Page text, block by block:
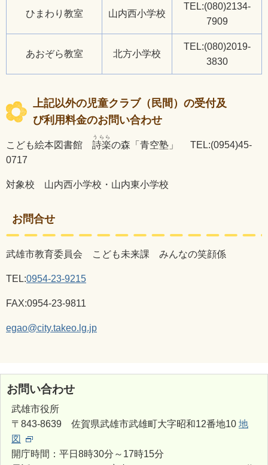
ひまわり教室 山内西小学校
TEL:(080)2134-
7909
あおぞら教室 北方小学校
TEL:(080)2019-
3830
上記以外の児童クラブ（民間）の受付及
び利用料金のお問い合わせ
こども絵本図書館 詩楽
うらら
の森「青空塾」 TEL:(0954)45-
0717
対象校 山内西小学校・山内東小学校
お問合せ
武雄市教育委員会 こども未来課 みんなの笑顔係
TEL:0954-23-9215
FAX:0954-23-9811
egao@city.takeo.lg.jp
お問い合わせ
武雄市役所
〒843-8639 佐賀県武雄市武雄町大字昭和12番地10 地
図
開庁時間：平日8時30分～17時15分